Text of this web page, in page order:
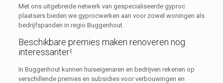
Met ons uitgebreide netwerk van gespecialiseerde gyproc
plaatsers bieden we gyprocwerken aan voor zowel woningen als
bedrijfspanden in regio Buggenhout.
Beschikbare premies maken renoveren nog
interessanter!
In Buggenhout kunnen huiseigenaren en bedrijven rekenen op
verschillende premies en subsidies voor verbouwingen en